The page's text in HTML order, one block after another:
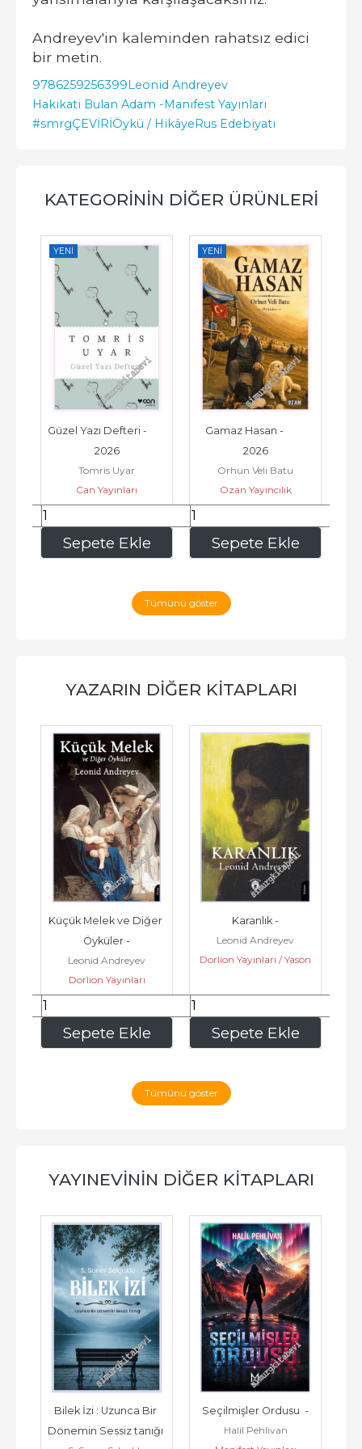
Andreyev'in kaleminden rahatsız edici
bir metin.
9786259256399Leonid Andreyev
Hakikati Bulan Adam -Manifest Yayınları
#smrgÇEVİRİÖykü / HikâyeRus Edebiyatı
KATEGORININ DIĞER ÜRÜNLERI
YENI
Sepete Ekle
Güzel Yazı Defteri -
2026
Tomris Uyar
Can Yayınları
135,00
YENI
Sepete Ekle
Gamaz Hasan -
2026
Orhun Veli Batu
Ozan Yayıncılık
168,00
Tümünü göster
YAZARIN DIĞER KITAPLARI
Sepete Ekle
Küçük Melek ve Diğer
Öyküler -
Leonid Andreyev
Dorlion Yayınları
172,25 Sepete Ekle
Karanlık -
Leonid Andreyev
Dorlion Yayınları / Yason
121,80
Tümünü göster
YAYINEVININ DIĞER KITAPLARI
Bilek İzi : Uzunca Bir
Dönemin Sessiz tanığı
Seçilmişler Ordusu  -
Halil Pehlivan